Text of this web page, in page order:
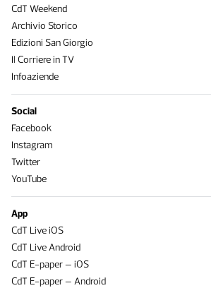
CdT Weekend
Archivio Storico
Edizioni San Giorgio
Il Corriere in TV
Infoaziende
Social
Facebook
Instagram
Twitter
YouTube
App
CdT Live iOS
CdT Live Android
CdT E-paper – iOS
CdT E-paper – Android